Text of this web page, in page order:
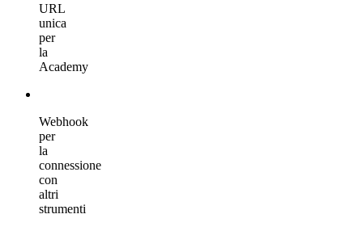
URL
unica
per
la
Academy
Webhook
per
la
connessione
con
altri
strumenti